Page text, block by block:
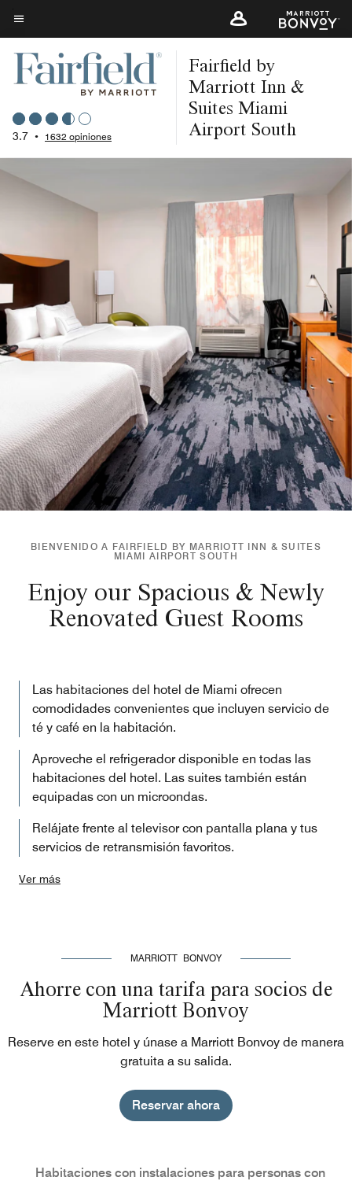
Skip
to
main
content
Texto del menú
3.7 • 1632 opiniones
Fairfield by
Marriott Inn &
Suites Miami
Airport South
BIENVENIDO A FAIRFIELD BY MARRIOTT INN & SUITES
MIAMI AIRPORT SOUTH
Enjoy our Spacious & Newly
Renovated Guest Rooms
Las habitaciones del hotel de Miami ofrecen
comodidades convenientes que incluyen servicio de
té y café en la habitación.
Aproveche el refrigerador disponible en todas las
habitaciones del hotel. Las suites también están
equipadas con un microondas.
Relájate frente al televisor con pantalla plana y tus
servicios de retransmisión favoritos.
Ver más
MARRIOTT BONVOY
Ahorre con una tarifa para socios de
Marriott Bonvoy
Reserve en este hotel y únase a Marriott Bonvoy de manera
gratuita a su salida.
Reservar ahora
Habitaciones con instalaciones para personas con